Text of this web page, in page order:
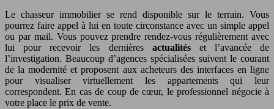
Le chasseur immobilier se rend disponible sur le terrain. Vous
pourrez faire appel à lui en toute circonstance avec un simple appel
ou par mail. Vous pouvez prendre rendez-vous régulièrement avec
lui pour recevoir les dernières actualitéset l’avancée de
l’investigation. Beaucoup d’agences spécialisées suivent le courant
de la modernité et proposent aux acheteurs des interfaces en ligne
pour visualiser virtuellement les appartements qui leur
correspondent. En cas de coup de cœur, le professionnel négocie à
votre place le prix de vente.